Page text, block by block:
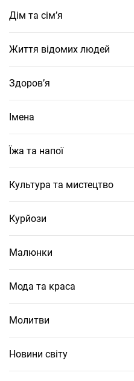
Дім та сім’я
Життя відомих людей
Здоров’я
Імена
Їжа та напої
Культура та мистецтво
Курйози
Малюнки
Мода та краса
Молитви
Новини світу